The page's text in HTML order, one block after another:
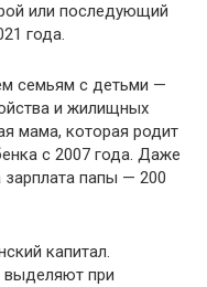
или последующий
года.
семьям с детьми —
и жилищных
мама, которая родит
с 2007 года. Даже
зарплата папы — 200
капитал.
выделяют при